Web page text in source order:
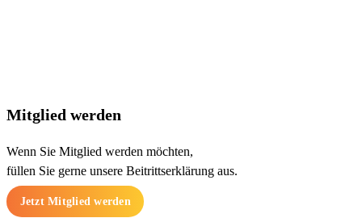
Mitglied werden
Wenn Sie Mitglied werden möchten,
füllen Sie gerne unsere Beitrittserklärung aus.
Jetzt Mitglied werden